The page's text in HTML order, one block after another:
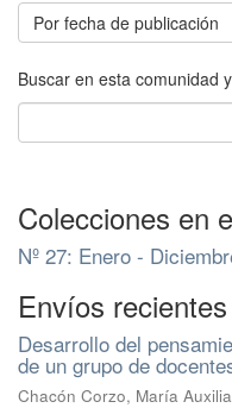
Por fecha de publicación
Buscar en esta comunidad
Colecciones en
Nº 27: Enero -
Envíos recientes
Desarrollo del
de un grupo de
Chacón Corzo, María